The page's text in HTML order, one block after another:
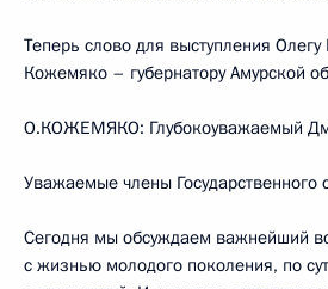
Теперь слово для выступления
Кожемяко – губернатору Амурской
О.КОЖЕМЯКО: Глубокоуважаемый
Уважаемые члены Государственного
Сегодня мы обсуждаем важнейший
с жизнью молодого поколения, по